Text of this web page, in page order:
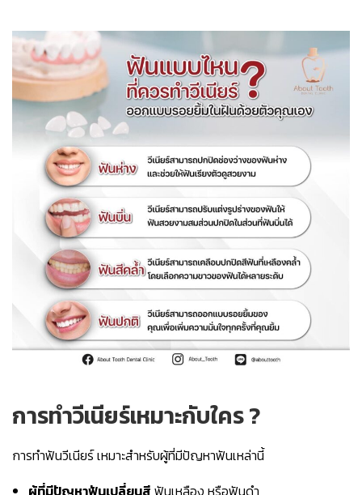
การทำวีเนียร์เหมาะกับใคร ?
การทำฟันวีเนียร์ เหมาะสำหรับผู้ที่มีปัญหาฟันเหล่านี้
ผู้ที่มีปัญหาฟันเปลี่ยนสี ฟันเหลือง หรือฟันดำ